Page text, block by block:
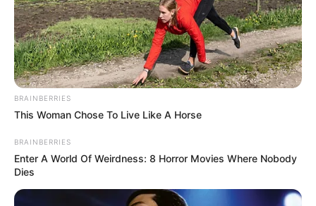
Ambyar! 10 Kalimat Baper
Pakai Bahasa Jawa Ini Bikin
Galau Abis
Fail! 10 Potret Makanan Gagal
Dimasak yang Bikin Kamu
BRAINBERRIES
This Woman Chose To Live Like A Horse
BRAINBERRIES
Enter A World Of Weirdness: 8 Horror Movies Where Nobody
Dies